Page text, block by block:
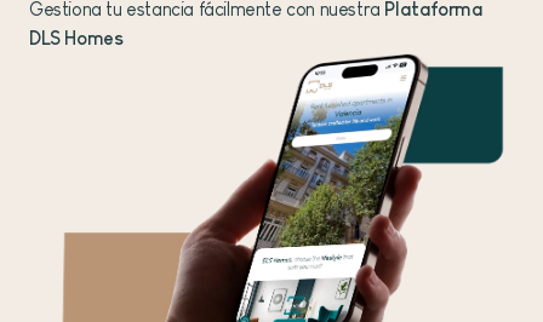
Gestiona tu estancia fácilmente con nuestra Plataforma
DLS Homes